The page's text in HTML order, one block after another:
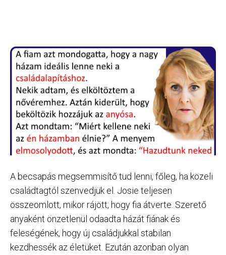
A becsapás megsemmisítő tud lenni, főleg, ha közeli
családtagtól szenvedjük el. Josie teljesen
összeomlott, mikor rájött, hogy fia átverte. Szerető
anyaként önzetlenül odaadta házát fiának és
feleségének, hogy új családjukkal stabilan
kezdhessék az életüket. Ezután azonban olyan